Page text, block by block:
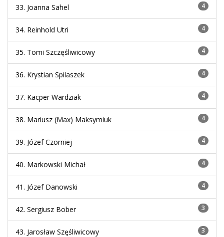
33. Joanna Sahel 4
34. Reinhold Utri 4
35. Tomi Szczęśliwicowy 4
36. Krystian Spilaszek 4
37. Kacper Wardziak 4
38. Mariusz (Max) Maksymiuk 4
39. Józef Czorniej 4
40. Markowski Michał 4
41. Józef Danowski 4
42. Sergiusz Bober 3
43. Jarosław Szęśliwicowy 3